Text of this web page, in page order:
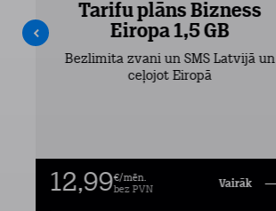
Tarifu plāns Bizness
Eiropa 1,5 GB
Bezlimita zvani un SMS Latvijā un
ceļojot Eiropā
12,99€/mēn.
bez PVN
Vairāk